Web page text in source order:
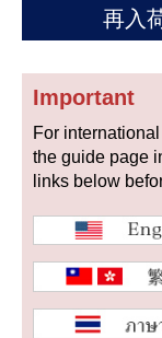
ヴァシュロン
中古品
WEB限
再入
Important
For
the guide page
links below